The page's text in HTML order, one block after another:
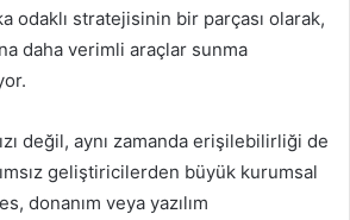
odaklı stratejisinin bir parçası olarak,
daha verimli araçlar sunma
değil, aynı zamanda erişilebilirliği de
geliştiricilerden büyük kurumsal
donanım veya yazılım